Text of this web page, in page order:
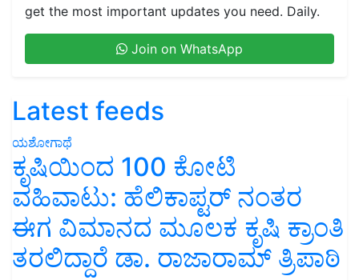
get the most important updates you need. Daily.
Join on WhatsApp
Latest feeds
ಯಶೋಗಾಥೆ
ಕೃಷಿಯಿಂದ 100 ಕೋಟಿ
ವಹಿವಾಟು: ಹೆಲಿಕಾಪ್ಟರ್ ನಂತರ
ಈಗ ವಿಮಾನದ ಮೂಲಕ ಕೃಷಿ ಕ್ರಾಂತಿ
ತರಲಿದ್ದಾರೆ ಡಾ. ರಾಜಾರಾಮ್ ತ್ರಿಪಾಠಿ